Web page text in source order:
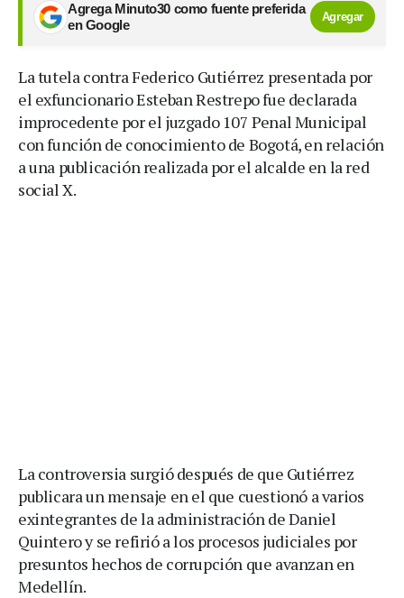
Agrega Minuto30 como fuente preferida
en Google
Agregar
La tutela contra Federico Gutiérrez presentada por
el exfuncionario Esteban Restrepo fue declarada
improcedente por el juzgado 107 Penal Municipal
con función de conocimiento de Bogotá, en relación
a una publicación realizada por el alcalde en la red
social X.
La controversia surgió después de que Gutiérrez
publicara un mensaje en el que cuestionó a varios
exintegrantes de la administración de Daniel
Quintero y se refirió a los procesos judiciales por
presuntos hechos de corrupción que avanzan en
Medellín.